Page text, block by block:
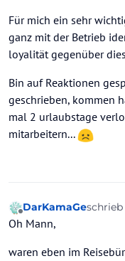
Für mich ein sehr
ganz mit der Betrieb
loyalität gegenüber
Bin auf Reaktionen
geschrieben, kommen
mal 2 urlaubstage
mitarbeitern...
Offline
DarKamaGezuletzt
Oh Mann,
waren eben im